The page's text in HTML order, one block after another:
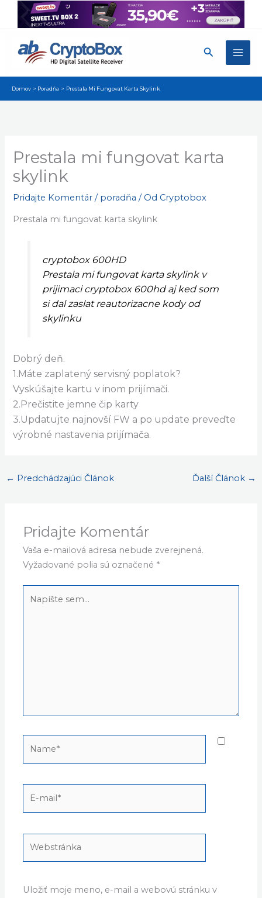
Preskočiť
Hľadať
Domov Poradňa Prestala Mi Fungovat Karta Skylink
Prestala mi fungovat karta
skylink
Pridajte Komentár / poradňa / Od Cryptobox
Prestala mi fungovat karta skylink
cryptobox 600HD
Prestala mi fungovat karta skylink v
prijimaci cryptobox 600hd aj ked som
si dal zaslat reautorizacne kody od
skylinku
Dobrý deň.
1.Máte zaplatený servisný poplatok?
Vyskúšajte kartu v inom prijímači.
2.Prečistite jemne čip karty
3.Updatujte najnovší FW a po update preveďte
výrobné nastavenia prijímača.
← Predchádzajúci Článok Ďalší Článok →
Pridajte Komentár
Vaša e-mailová adresa nebude zverejnená.
Vyžadované polia sú označené *
sem...
Uložiť moje meno, e-mail a webovú stránku v